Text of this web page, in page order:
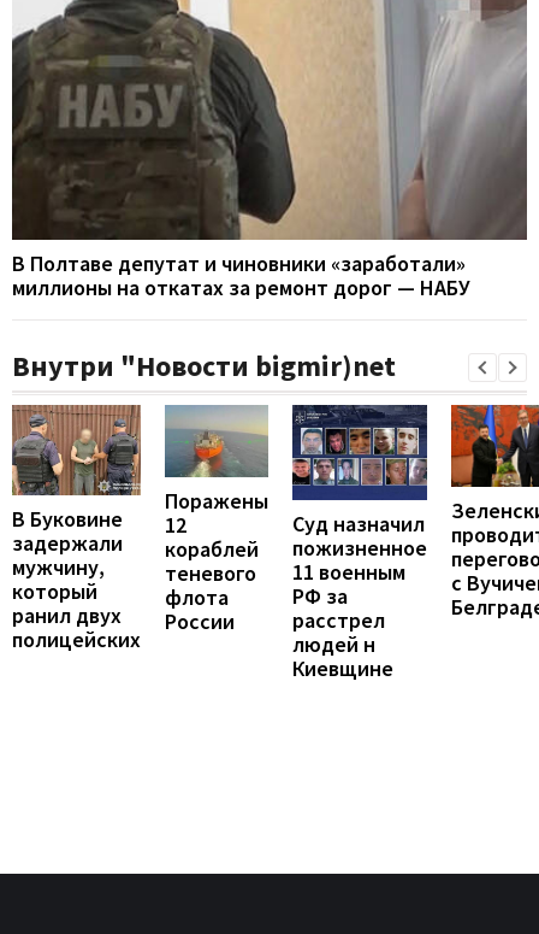
В Полтаве депутат и чиновники «заработали»
миллионы на откатах за ремонт дорог — НАБУ
Внутри "Новости bigmir)net
В Буковине
задержали
мужчину,
который
ранил двух
полицейских
Поражены
12
кораблей
теневого
флота
России
Суд назначил
пожизненное
11 военным
РФ за
расстрел
людей н
Киевщине
с